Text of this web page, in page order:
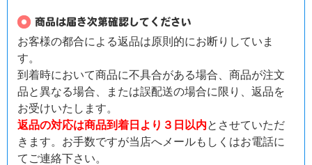
お客様の都合による返品は原則的にお断りしていま
す。
到着時において商品に不具合がある場合、商品が注文
品と異なる場合、または誤配送の場合に限り、返品を
お受けいたします。
返品の対応は商品到着日より３日以内とさせていただ
きます。お手数ですが当店へメールもしくはお電話に
てご連絡下さい。